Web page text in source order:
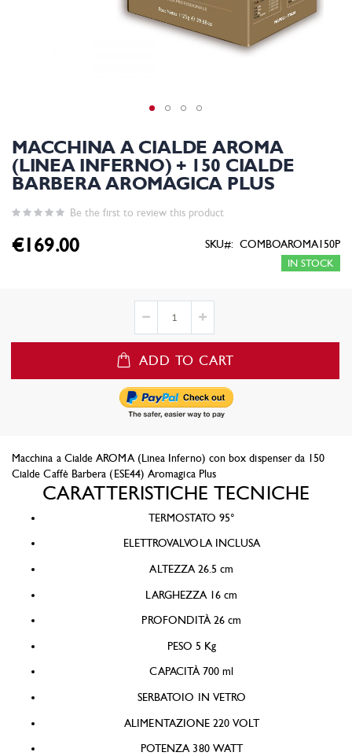
MACCHINA A CIALDE AROMA
(LINEA INFERNO) + 150 CIALDE
BARBERA AROMAGICA PLUS
Be the first to review this product
Macchina a Cialde AROMA (Linea Inferno) con box dispenser da 150
Cialde Caffè Barbera (ESE44) Aromagica Plus
CARATTERISTICHE TECNICHE
TERMOSTATO 95°
ELETTROVALVOLA INCLUSA
ALTEZZA 26.5 cm
LARGHEZZA 16 cm
PROFONDITÀ 26 cm
PESO 5 Kg
CAPACITÀ 700 ml
SERBATOIO IN VETRO
ALIMENTAZIONE 220 VOLT
POTENZA 380 WATT
€169.00
IN STOCK
SKU COMBOAROMA150P
ADD TO CART